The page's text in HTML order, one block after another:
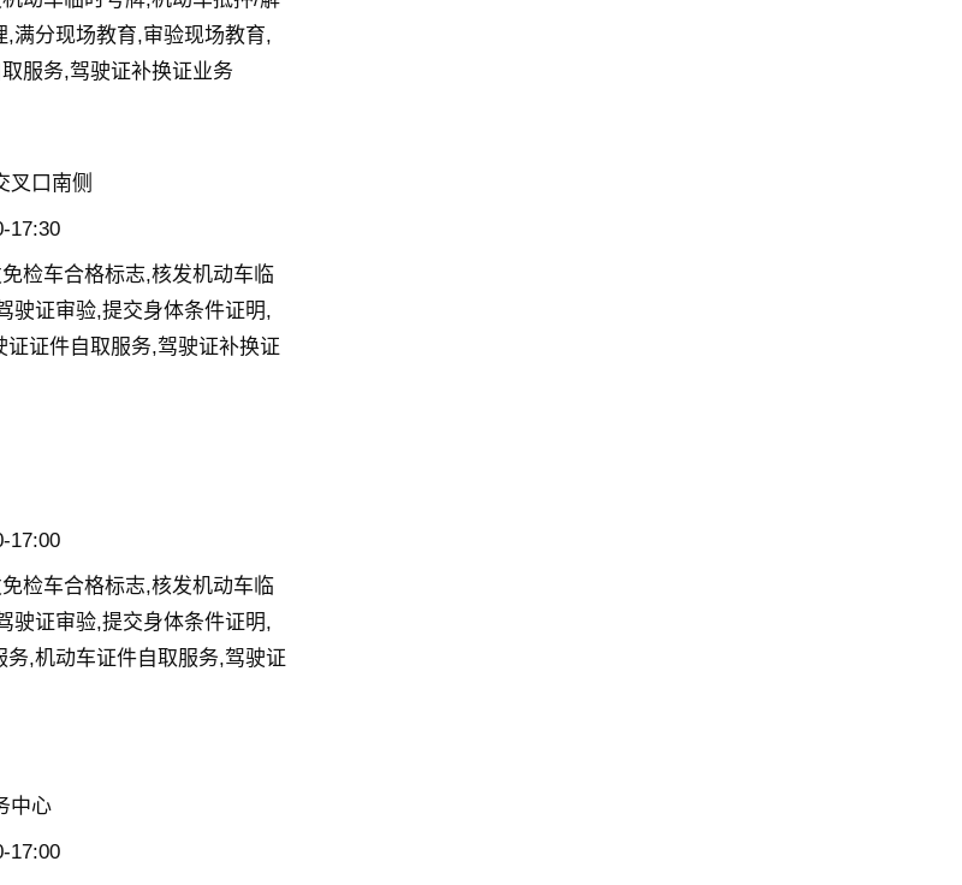
满分现场教育,审验现场教育,
服务,驾驶证补换证业务
叉口南侧
17:30
检车合格标志,核发机动车临
驶证审验,提交身体条件证明,
证件自取服务,驾驶证补换证
17:00
检车合格标志,核发机动车临
驶证审验,提交身体条件证明,
,机动车证件自取服务,驾驶证
中心
17:00